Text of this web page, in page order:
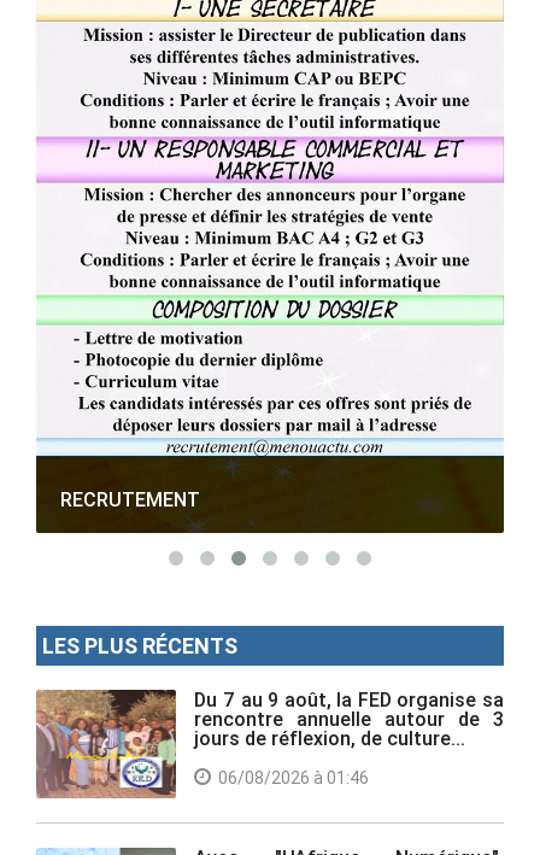
RECRUTEMENT
LES PLUS RÉCENTS
Du 7 au 9 août, la FED organise sa
rencontre annuelle autour de 3
jours de réflexion, de culture...
06/08/2026 à 01:46